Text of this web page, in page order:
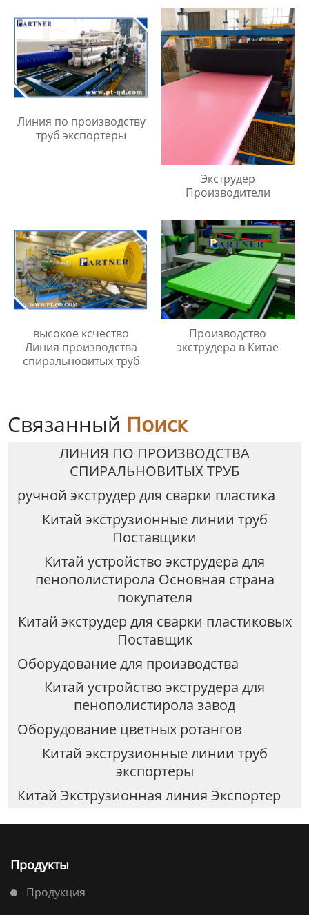
Линия по производству
труб экспортеры
Экструдер
Производители
высокое ксчество
Линия производства
спиральновитых труб
Производство
экструдера в Китае
Связанный Поиск
ЛИНИЯ ПО ПРОИЗВОДСТВА
СПИРАЛЬНОВИТЫХ ТРУБ
ручной экструдер для сварки пластика
Китай экструзионные линии труб
Поставщики
Китай устройство экструдера для
пенополистирола Основная страна
покупателя
Китай экструдер для сварки пластиковых
Поставщик
Оборудование для производства
Китай устройство экструдера для
пенополистирола завод
Оборудование цветных ротангов
Китай экструзионные линии труб
экспортеры
Китай Экструзионная линия Экспортер
Продукты
Продукция